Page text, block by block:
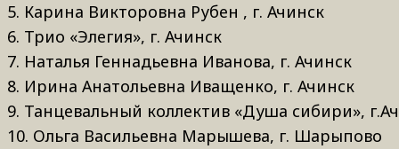
5. Карина Викторовна Рубен , г. Ачинск
6. Трио «Элегия», г. Ачинск
7. Наталья Геннадьевна Иванова, г. Ачинск
8. Ирина Анатольевна Иващенко, г. Ачинск
9. Танцевальный коллектив «Душа сибири»,
10. Ольга Васильевна Марышева, г. Шарыпово